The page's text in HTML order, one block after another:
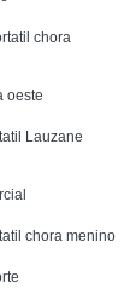
chora
oeste
Lauzane
chora menino